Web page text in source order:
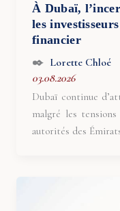
À Dubaï,
les
financier
Lorette Chloé
03.08.2026
Dubaï continue
malgré les
autorités des